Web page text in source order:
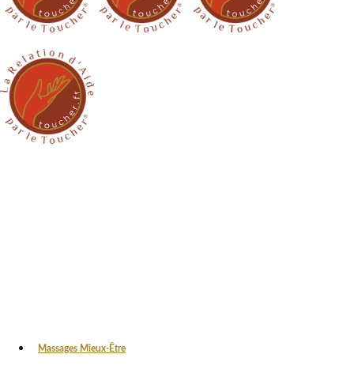
Massages Mieux-Être